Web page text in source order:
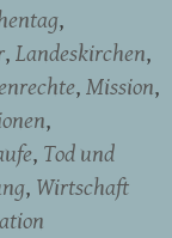
Landeskirchen
Mission
Tod und
Wirtschaft